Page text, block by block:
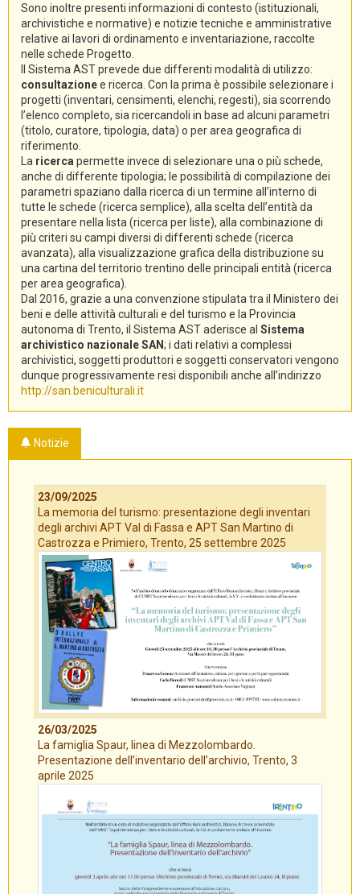
Sono inoltre presenti informazioni di contesto (istituzionali,
archivistiche e normative) e notizie tecniche e amministrative
relative ai lavori di ordinamento e inventariazione, raccolte
nelle schede Progetto.
Il Sistema AST prevede due differenti modalità di utilizzo:
consultazionee ricerca. Con la prima è possibile selezionare i
progetti (inventari, censimenti, elenchi, regesti), sia scorrendo
l’elenco completo, sia ricercandoli in base ad alcuni parametri
(titolo, curatore, tipologia, data) o per area geografica di
riferimento.
La ricerca permette invece di selezionare una o più schede,
anche di differente tipologia; le possibilità di compilazione dei
parametri spaziano dalla ricerca di un termine all’interno di
tutte le schede (ricerca semplice), alla scelta dell’entità da
presentare nella lista (ricerca per liste), alla combinazione di
più criteri su campi diversi di differenti schede (ricerca
avanzata), alla visualizzazione grafica della distribuzione su
una cartina del territorio trentino delle principali entità (ricerca
per area geografica).
Dal 2016, grazie a una convenzione stipulata tra il Ministero dei
beni e delle attività culturali e del turismo e la Provincia
autonoma di Trento, il Sistema AST aderisce al Sistema
archivistico nazionale SAN; i dati relativi a complessi
archivistici, soggetti produttori e soggetti conservatori vengono
dunque progressivamente resi disponibili anche all’indirizzo
http://san.beniculturali.it
Notizie
23/09/2025
La memoria del turismo: presentazione degli inventari
degli archivi APT Val di Fassa e APT San Martino di
Castrozza e Primiero, Trento, 25 settembre 2025
26/03/2025
La famiglia Spaur, linea di Mezzolombardo.
Presentazione dell’inventario dell’archivio, Trento, 3
aprile 2025